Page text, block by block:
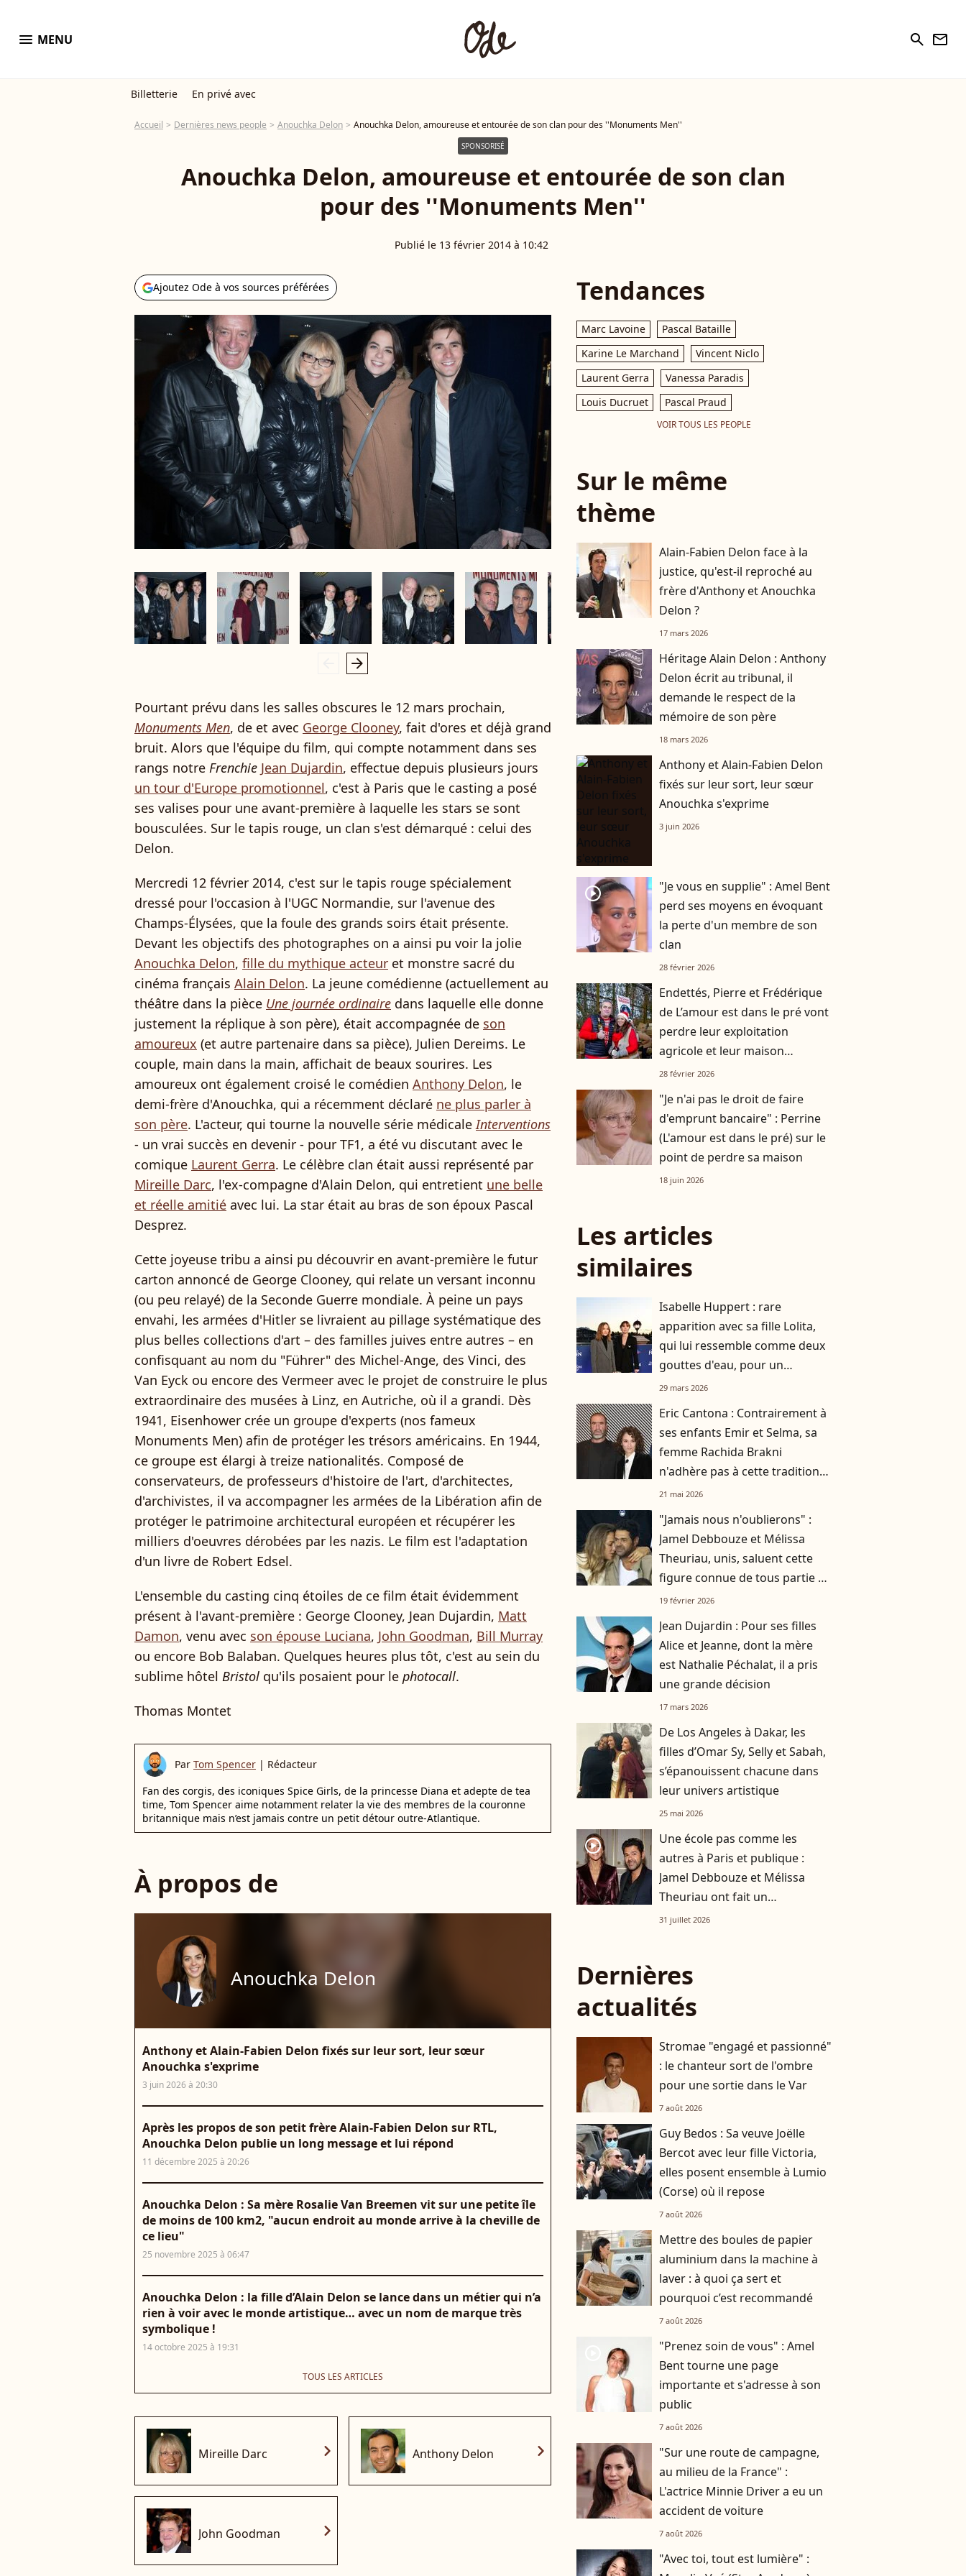
menu MENU search newsletter
Billetterie En privé avec
Accueil Dernières news people Anouchka Delon Anouchka Delon, amoureuse et entourée de son clan pour des ''Monuments Men''
SPONSORISÉ
Anouchka Delon, amoureuse et entourée de son clan
pour des ''Monuments Men''
Publié le 13 février 2014 à 10:42
Ajoutez Ode à vos sources préférées
arrow_right
Pourtant prévu dans les salles obscures le 12 mars prochain,
Monuments Men, de et avec George Clooney, fait d'ores et déjà grand
bruit. Alors que l'équipe du film, qui compte notamment dans ses
rangs notre Frenchie Jean Dujardin, effectue depuis plusieurs jours
un tour d'Europe promotionnel, c'est à Paris que le casting a posé
ses valises pour une avant-première à laquelle les stars se sont
bousculées. Sur le tapis rouge, un clan s'est démarqué : celui des
Delon.
Mercredi 12 février 2014, c'est sur le tapis rouge spécialement
dressé pour l'occasion à l'UGC Normandie, sur l'avenue des
Champs-Élysées, que la foule des grands soirs était présente.
Devant les objectifs des photographes on a ainsi pu voir la jolie
Anouchka Delon, fille du mythique acteur et monstre sacré du
cinéma français Alain Delon. La jeune comédienne (actuellement au
théâtre dans la pièce Une journée ordinaire dans laquelle elle donne
justement la réplique à son père), était accompagnée de son
amoureux (et autre partenaire dans sa pièce), Julien Dereims. Le
couple, main dans la main, affichait de beaux sourires. Les
amoureux ont également croisé le comédien Anthony Delon, le
demi-frère d'Anouchka, qui a récemment déclaré ne plus parler à
son père. L'acteur, qui tourne la nouvelle série médicaleInterventions
- un vrai succès en devenir - pour TF1, a été vu discutant avec le
comique Laurent Gerra. Le célèbre clan était aussi représenté par
Mireille Darc, l'ex-compagne d'Alain Delon, qui entretient une belle
et réelle amitié avec lui. La star était au bras de son époux Pascal
Desprez.
Cette joyeuse tribu a ainsi pu découvrir en avant-première le futur
carton annoncé de George Clooney, qui relate un versant inconnu
(ou peu relayé) de la Seconde Guerre mondiale. À peine un pays
envahi, les armées d'Hitler se livraient au pillage systématique des
plus belles collections d'art – des familles juives entre autres – en
confisquant au nom du "Führer" des Michel-Ange, des Vinci, des
Van Eyck ou encore des Vermeer avec le projet de construire le plus
extraordinaire des musées à Linz, en Autriche, où il a grandi. Dès
1941, Eisenhower crée un groupe d'experts (nos fameux
Monuments Men) afin de protéger les trésors américains. En 1944,
ce groupe est élargi à treize nationalités. Composé de
conservateurs, de professeurs d'histoire de l'art, d'architectes,
d'archivistes, il va accompagner les armées de la Libération afin de
protéger le patrimoine architectural européen et récupérer les
milliers d'oeuvres dérobées par les nazis. Le film est l'adaptation
d'un livre de Robert Edsel.
L'ensemble du casting cinq étoiles de ce film était évidemment
présent à l'avant-première : George Clooney, Jean Dujardin, Matt
Damon, venu avec son épouse Luciana, John Goodman, Bill Murray
ou encore Bob Balaban. Quelques heures plus tôt, c'est au sein du
sublime hôtel Bristol qu'ils posaient pour le photocall.
Thomas Montet
Par Tom Spencer | Rédacteur
Fan des corgis, des iconiques Spice Girls, de la princesse Diana et adepte de tea
time, Tom Spencer aime notamment relater la vie des membres de la couronne
britannique mais n’est jamais contre un petit détour outre-Atlantique.
À propos de
Anouchka Delon
Anthony et Alain-Fabien Delon fixés sur leur sort, leur sœur
Anouchka s'exprime
3 juin 2026 à 20:30
Après les propos de son petit frère Alain-Fabien Delon sur RTL,
Anouchka Delon publie un long message et lui répond
11 décembre 2025 à 20:26
Anouchka Delon : Sa mère Rosalie Van Breemen vit sur une petite île
de moins de 100 km2, "aucun endroit au monde arrive à la cheville de
ce lieu"
25 novembre 2025 à 06:47
Anouchka Delon : la fille d’Alain Delon se lance dans un métier qui n’a
rien à voir avec le monde artistique… avec un nom de marque très
symbolique !
14 octobre 2025 à 19:31
TOUS LES ARTICLES
Mireille Darc chevron_right Anthony Delon chevron_right
John Goodman chevron_right
Tendances
Marc Lavoine
Pascal Bataille
Karine Le Marchand
Vincent Niclo
Laurent Gerra
Vanessa Paradis
Louis Ducruet
Pascal Praud
VOIR TOUS LES PEOPLE
Sur le même
thème
Alain-Fabien Delon face à la
justice, qu'est-il reproché au
frère d'Anthony et Anouchka
Delon ?
17 mars 2026
Héritage Alain Delon : Anthony
Delon écrit au tribunal, il
demande le respect de la
mémoire de son père
18 mars 2026
Anthony et Alain-Fabien Delon
fixés sur leur sort, leur sœur
Anouchka s'exprime
3 juin 2026
player2
"Je vous en supplie" : Amel Bent
perd ses moyens en évoquant
la perte d'un membre de son
clan
28 février 2026
Endettés, Pierre et Frédérique
de L’amour est dans le pré vont
perdre leur exploitation
agricole et leur maison
familiale
28 février 2026
"Je n'ai pas le droit de faire
d'emprunt bancaire" : Perrine
(L'amour est dans le pré) sur le
point de perdre sa maison
18 juin 2026
Les articles
similaires
Isabelle Huppert : rare
apparition avec sa fille Lolita,
qui lui ressemble comme deux
gouttes d'eau, pour un
événement féérique
29 mars 2026
Eric Cantona : Contrairement à
ses enfants Emir et Selma, sa
femme Rachida Brakni
n'adhère pas à cette tradition
familiale, "je tente de lui faire
21 mai 2026
"Jamais nous n'oublierons" :
Jamel Debbouze et Mélissa
Theuriau, unis, saluent cette
figure connue de tous partie à
76 ans
19 février 2026
Jean Dujardin : Pour ses filles
Alice et Jeanne, dont la mère
est Nathalie Péchalat, il a pris
une grande décision
17 mars 2026
De Los Angeles à Dakar, les
filles d’Omar Sy, Selly et Sabah,
s’épanouissent chacune dans
leur univers artistique
25 mai 2026
player2
Une école pas comme les
autres à Paris et publique :
Jamel Debbouze et Mélissa
Theuriau ont fait un
compromis pour leurs enfants
31 juillet 2026
Dernières
actualités
Stromae "engagé et passionné"
: le chanteur sort de l'ombre
pour une sortie dans le Var
7 août 2026
Guy Bedos : Sa veuve Joëlle
Bercot avec leur fille Victoria,
elles posent ensemble à Lumio
(Corse) où il repose
7 août 2026
Mettre des boules de papier
aluminium dans la machine à
laver : à quoi ça sert et
pourquoi c’est recommandé
7 août 2026
"Prenez soin de vous" : Amel
Bent tourne une page
importante et s'adresse à son
public
7 août 2026
"Sur une route de campagne,
au milieu de la France" :
L'actrice Minnie Driver a eu un
accident de voiture
7 août 2026
"Avec toi, tout est lumière" :